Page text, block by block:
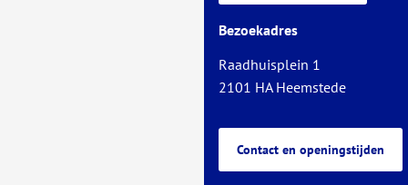
paginainhoud
een
website)
Bezoekadres
Raadhuisplein 1
2101 HA Heemstede
Contact en openingstijden